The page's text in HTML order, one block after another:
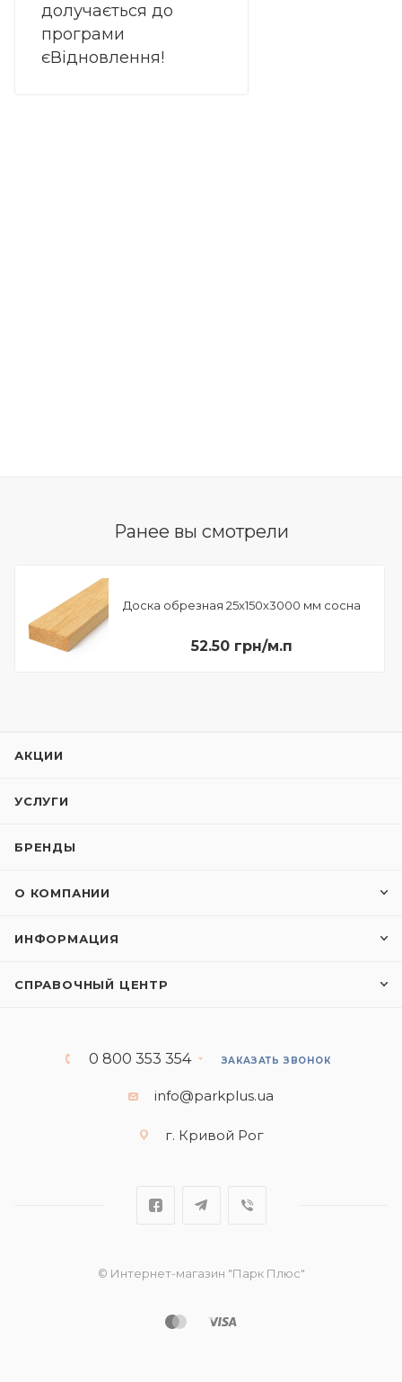
долучається до
програми
єВідновлення!
Ранее вы смотрели
Доска обрезная 25х150х3000 мм сосна
52.50 грн/м.п
АКЦИИ
УСЛУГИ
БРЕНДЫ
О КОМПАНИИ
ИНФОРМАЦИЯ
СПРАВОЧНЫЙ ЦЕНТР
0 800 353 354 ЗАКАЗАТЬ ЗВОНОК
info@parkplus.ua
г. Кривой Рог
© Интернет-магазин "Парк Плюс"